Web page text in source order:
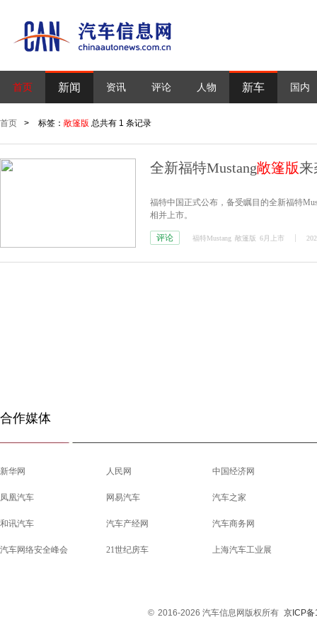
首页 新闻 资讯 评论 人物 新车 国内
首页 > 标签： 敞篷版 总共有 1 条记录
全新福特Mustang敞篷版来
福特中国正式公布，备受瞩目的全新福特
相并上市。
评论 福特Mustang 敞篷版 6月上市
合作媒体
新华网 人民网 中国经济网
凤凰汽车 网易汽车 汽车之家
和讯汽车 汽车产经网 汽车商务网
汽车网络安全峰会 21世纪房车 上海汽车工业展
© 2016-2026 汽车信息网版权所有 京ICP